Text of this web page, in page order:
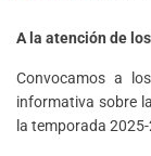
A la atención de
Convocamos a
informativa sobre
la temporada